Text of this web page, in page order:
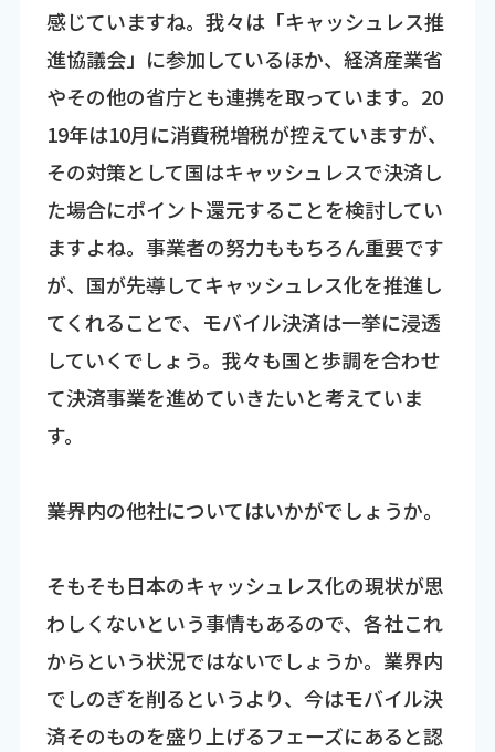
感じていますね。我々は「キャッシュレス推
進協議会」に参加しているほか、経済産業省
やその他の省庁とも連携を取っています。20
19年は10月に消費税増税が控えていますが、
その対策として国はキャッシュレスで決済し
た場合にポイント還元することを検討してい
ますよね。事業者の努力ももちろん重要です
が、国が先導してキャッシュレス化を推進し
てくれることで、モバイル決済は一挙に浸透
していくでしょう。我々も国と歩調を合わせ
て決済事業を進めていきたいと考えていま
す。
――業界内の他社についてはいかがでしょうか。
そもそも日本のキャッシュレス化の現状が思
わしくないという事情もあるので、各社これ
からという状況ではないでしょうか。業界内
でしのぎを削るというより、今はモバイル決
済そのものを盛り上げるフェーズにあると認